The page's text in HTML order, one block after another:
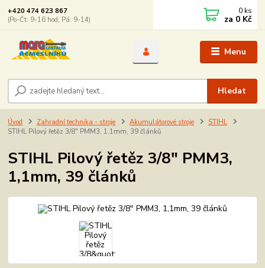
Menu
Hledat
+420 474 623 867
(Po-Čt: 9-16 hod; Pá: 9-14)
0 ks
za 0 Kč
Úvod Zahradní technika - stroje Akumulátorové stroje
STIHL
STIHL Pilový řetěz 3/8" PMM3, 1,1mm, 39 článků
STIHL Pilový řetěz 3/8" PMM3,
1,1mm, 39 článků